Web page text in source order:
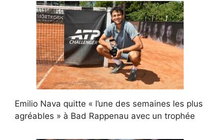
Emilio Nava quitte « l’une des semaines les plus
agréables » à Bad Rappenau avec un trophée